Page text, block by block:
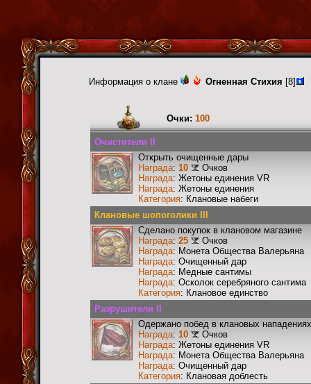
Информация о клане Огненная Стихия [8]
Очки: 100
Очистители II
Открыть очищенные дары
Награда: 10
Очков
Награда: Жетоны единения VR
Награда: Жетоны единения
Категория: Клановые набеги
Клановые шопоголики III
Сделано покупок в клановом магазине
Награда: 25
Очков
Награда: Монета Общества Валерьяна
Награда: Очищенный дар
Награда: Медные сантимы
Награда: Осколок серебряного сантима
Категория: Клановое единство
Разрушители II
Одержано побед в клановых
Награда: 10
Очков
Награда: Жетоны единения VR
Награда: Монета Общества Валерьяна
Награда: Очищенный дар
Категория: Клановая доблесть